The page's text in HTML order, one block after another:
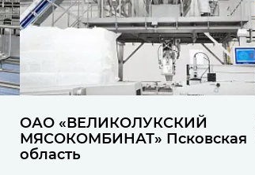
ОАО «ВЕЛИКОЛУКСКИЙ
МЯСОКОМБИНАТ» Псковская
область